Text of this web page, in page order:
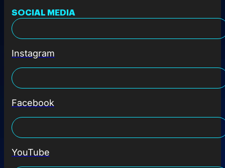
SOCIAL MEDIA
Instagram
Facebook
YouTube